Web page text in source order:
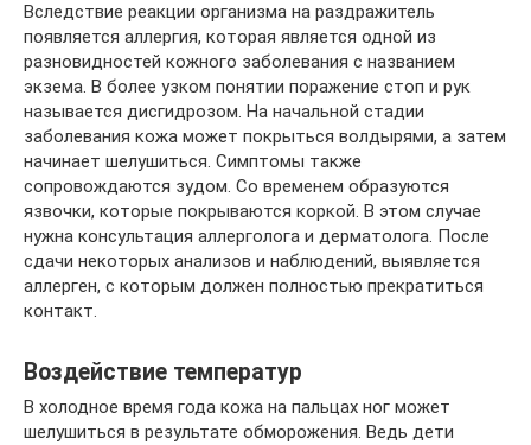
Вследствие реакции организма на раздражитель
появляется аллергия, которая является одной из
разновидностей кожного заболевания с названием
экзема. В более узком понятии поражение стоп и рук
называется дисгидрозом. На начальной стадии
заболевания кожа может покрыться волдырями, а затем
начинает шелушиться. Симптомы также
сопровождаются зудом. Со временем образуются
язвочки, которые покрываются коркой. В этом случае
нужна консультация аллерголога и дерматолога. После
сдачи некоторых анализов и наблюдений, выявляется
аллерген, с которым должен полностью прекратиться
контакт.
Воздействие температур
В холодное время года кожа на пальцах ног может
шелушиться в результате обморожения. Ведь дети